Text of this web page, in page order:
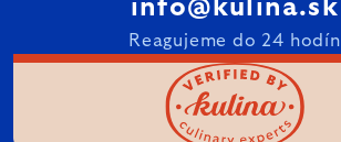
info@kulina.sk
Reagujeme do 24 hodín